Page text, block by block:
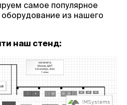
самое популярное
из нашего
наш стенд: